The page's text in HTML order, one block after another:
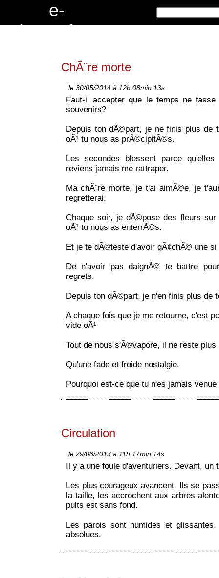
e-
critures.fr
ChÃ¨re morte
le 30/05/2014 à 12h 08min 13s
Faut-il accepter que le temps ne
souvenirs?
Depuis ton dÃ©part, je ne finis plus de
oÃ¹ tu nous as prÃ©cipitÃ©s.
Les secondes blessent parce
reviens jamais me rattraper.
Ma chÃ¨re morte, je t'ai aimÃ©e, je
regretterai.
Chaque soir, je dÃ©pose des fleurs
oÃ¹ tu nous as enterrÃ©s.
Et je te dÃ©teste d'avoir gÃ¢chÃ© une
De n'avoir pas daignÃ© te battre
regrets.
Depuis ton dÃ©part, je n'en finis plus de
A chaque fois que je me retourne, c'est
vide oÃ¹
Tout de nous s'Ã©vapore, il ne reste plus
Qu'une fade et froide nostalgie.
Pourquoi est-ce que tu n'es jamais
Circulation
le 29/08/2013 à 11h 17min 14s
Il y a une foule d'aventuriers. Devant, un
Les plus courageux avancent. Ils se
la taille, les accrochent aux arbres
puits est sans fond.
Les parois sont humides et
absolues.